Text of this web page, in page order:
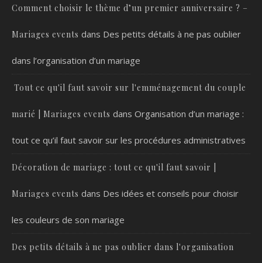
Comment choisir le thème d’un premier anniversaire ? –
Mariages events dans Des petits détails à ne pas oublier
dans l’organisation d’un mariage
Tout ce qu'il faut savoir sur l'emménagement du couple
marié | Mariages events dans Organisation d’un mariage :
tout ce qu’il faut savoir sur les procédures administratives
Décoration de mariage : tout ce qu'il faut savoir |
Mariages events dans Des idées et conseils pour choisir
les couleurs de son mariage
Des petits détails à ne pas oublier dans l'organisation